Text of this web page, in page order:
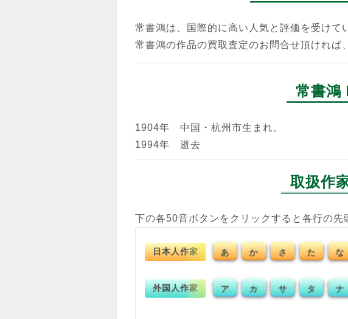
常書鴻は、国際的に高い人気と評価を受けて
常書鴻の作品の買取査定のお問合せ頂ければ
常書鴻
1904年 中国・杭州市生まれ。
1994年 逝去
取扱作
下の各50音ボタンをクリックすると各行の先
日本人作家 あ か さ た な
外国人作家 ア カ サ タ ナ